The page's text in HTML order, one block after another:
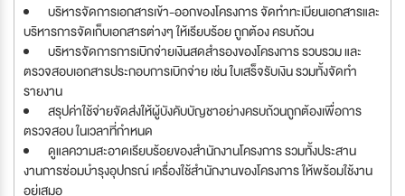
บริหารจัดการเอกสารเข้า-ออกของโครงการ จัดทำทะเบียนเอกสารและ
บริหารการจัดเก็บเอกสารต่างๆ ให้เรียบร้อย ถูกต้อง ครบถ้วน
บริหารจัดการการเบิกจ่ายเงินสดสำรองของโครงการ รวบรวม และ
ตรวจสอบเอกสารประกอบการเบิกจ่าย เช่น ใบเสร็จรับเงิน รวมทั้งจัดทำ
รายงาน
สรุปค่าใช้จ่ายจัดส่งให้ผู้บังคับบัญชาอย่างครบถ้วนถูกต้องเพื่อการ
ตรวจสอบ ในเวลาที่กำหนด
ดูแลความสะอาดเรียบร้อยของสำนักงานโครงการ รวมทั้งประสาน
งานการซ่อมบำรุงอุปกรณ์ เครื่องใช้สำนักงานของโครงการ ให้พร้อมใช้งาน
อยู่เสมอ